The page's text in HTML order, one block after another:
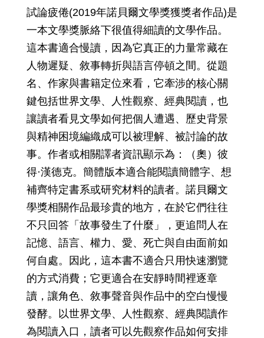
試論疲倦(2019年諾貝爾文學獎獲獎者作品)是
一本文學獎脈絡下很值得細讀的文學作品。
這本書適合慢讀，因為它真正的力量常藏在
人物遲疑、敘事轉折與語言停頓之間。從題
名、作家與書籍定位來看，它牽涉的核心關
鍵包括世界文學、人性觀察、經典閱讀，也
讓讀者看見文學如何把個人遭遇、歷史背景
與精神困境編織成可以被理解、被討論的故
事。作者或相關譯者資訊顯示為：（奧）彼
得·漢德克。簡體版本適合能閱讀簡體字、想
補齊特定書系或研究材料的讀者。諾貝爾文
學獎相關作品最珍貴的地方，在於它們往往
不只回答「故事發生了什麼」，更追問人在
記憶、語言、權力、愛、死亡與自由面前如
何自處。因此，這本書不適合只用快速瀏覽
的方式消費；它更適合在安靜時間裡逐章
讀，讓角色、敘事聲音與作品中的空白慢慢
發酵。以世界文學、人性觀察、經典閱讀作
為閱讀入口，讀者可以先觀察作品如何安排